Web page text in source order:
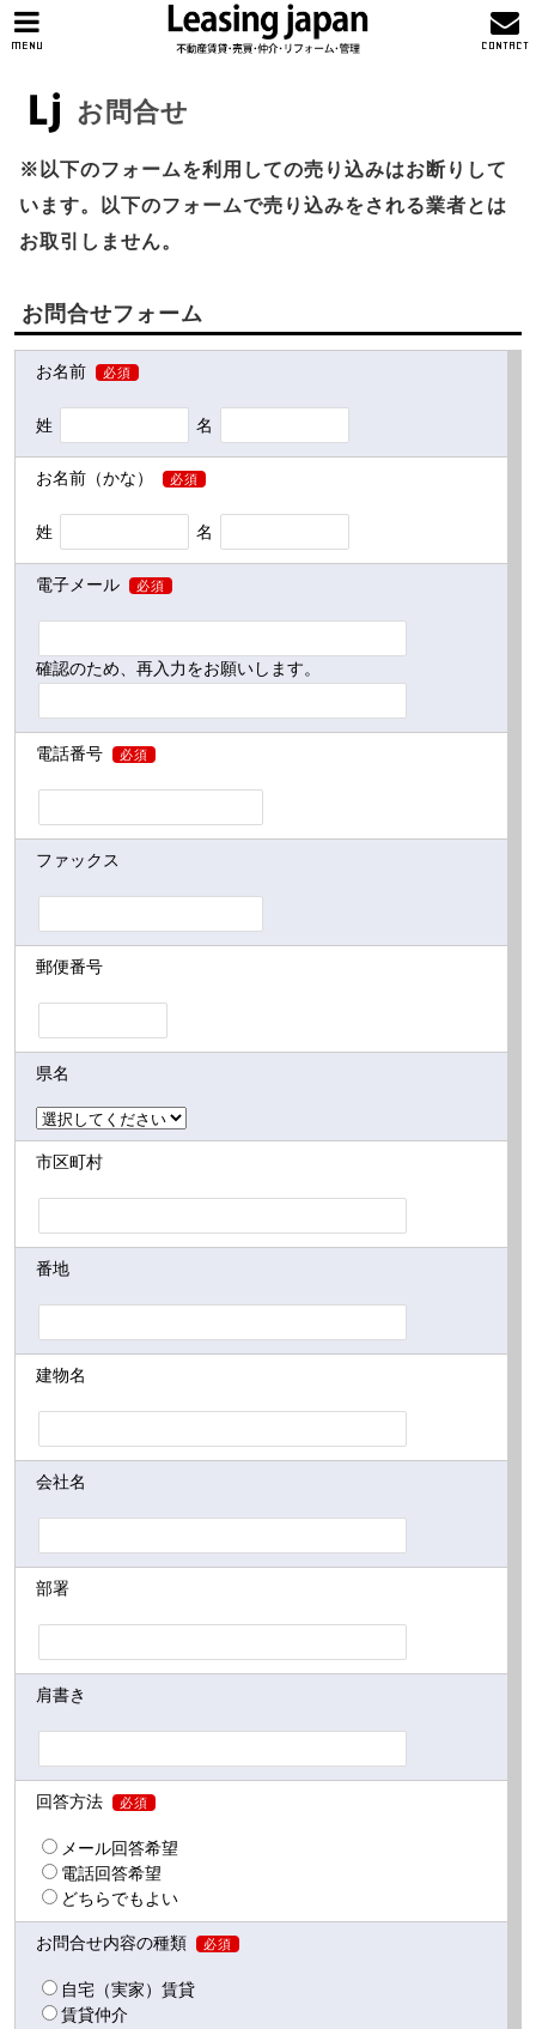
お問合せ
※以下のフォームを利用しての売り込みはお断りして
います。以下のフォームで売り込みをされる業者とは
お取引しません。
お問合せフォーム
お名前 必須
姓 名
お名前（かな） 必須
姓 名
電子メール 必須
確認のため、再入力をお願いします。
電話番号 必須
ファックス
郵便番号
県名
市区町村
番地
建物名
会社名
部署
肩書き
回答方法 必須
メール回答希望
電話回答希望
どちらでもよい
お問合せ内容の種類 必須
自宅（実家）賃貸
賃貸仲介
MENU CONTACT